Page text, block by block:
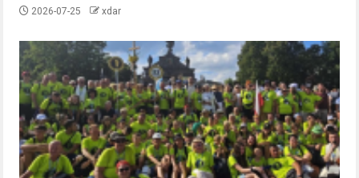
2026-07-25 xdar